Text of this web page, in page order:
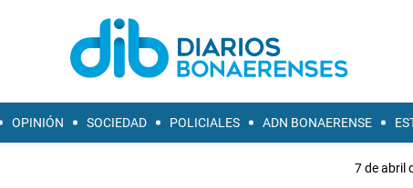
OPINIÓN SOCIEDAD POLICIALES ADN BONAERENSE
7 de abril